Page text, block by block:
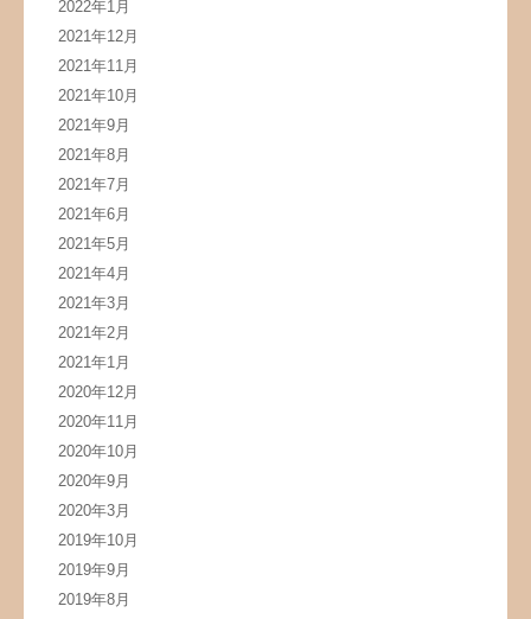
2022年1月
2021年12月
2021年11月
2021年10月
2021年9月
2021年8月
2021年7月
2021年6月
2021年5月
2021年4月
2021年3月
2021年2月
2021年1月
2020年12月
2020年11月
2020年10月
2020年9月
2020年3月
2019年10月
2019年9月
2019年8月